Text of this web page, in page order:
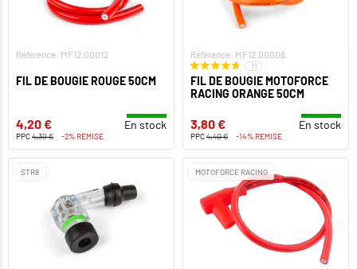
Référence: MF12.00012
FIL DE BOUGIE ROUGE 50CM
4,20 € En stock
PPC4,30 € -2% REMISE
Référence: MF12.00006
11
FIL DE BOUGIE MOTOFORCE
RACING ORANGE 50CM
3,80 € En stock
PPC4,40 € -14% REMISE
STR8 MOTOFORCE RACING